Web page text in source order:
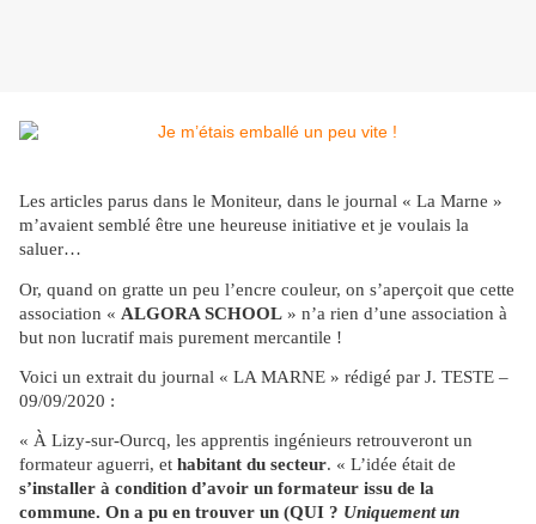
Les articles parus dans le Moniteur, dans le journal « La Marne »
m’avaient semblé être une heureuse initiative et je voulais la
saluer…
Or, quand on gratte un peu l’encre couleur, on s’aperçoit que cette
association « ALGORA SCHOOL » n’a rien d’une association à
but non lucratif mais purement mercantile !
Voici un extrait du journal « LA MARNE » rédigé par J. TESTE –
09/09/2020 :
« À Lizy-sur-Ourcq, les apprentis ingénieurs retrouveront un
formateur aguerri, et habitant du secteur. « L’idée était de
s’installer à condition d’avoir un formateur issu de la
commune. On a pu en trouver un (QUI ? Uniquement un